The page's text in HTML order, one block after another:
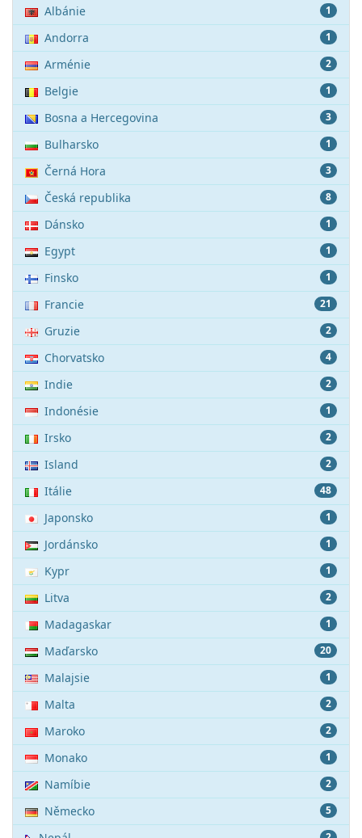
1
Albánie
1
Andorra
2
Arménie
1
Belgie
3
Bosna a Hercegovina
1
Bulharsko
3
Černá Hora
8
Česká republika
1
Dánsko
1
Egypt
1
Finsko
21
Francie
2
Gruzie
4
Chorvatsko
2
Indie
1
Indonésie
2
Irsko
2
Island
48
Itálie
1
Japonsko
1
Jordánsko
1
Kypr
2
Litva
1
Madagaskar
20
Maďarsko
1
Malajsie
2
Malta
2
Maroko
1
Monako
2
Namíbie
5
Německo